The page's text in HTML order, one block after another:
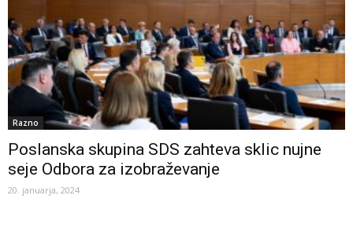
Razno
Poslanska skupina SDS zahteva sklic nujne
seje Odbora za izobraževanje
20. januarja, 2024